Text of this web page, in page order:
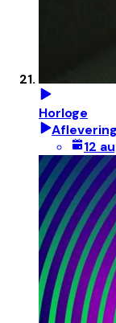
Horloge
Aflevering
12